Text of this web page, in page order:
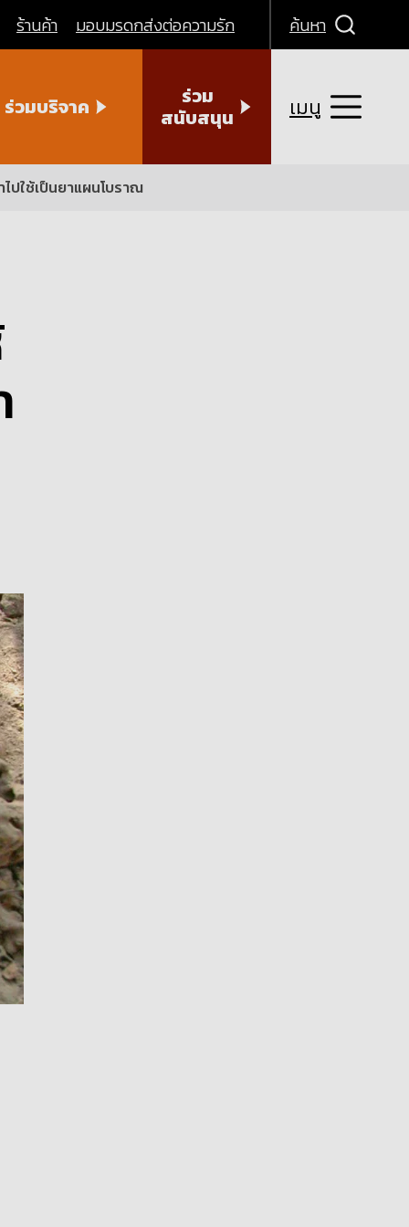
ร้านค้า มอบมรดกส่งต่อความรัก ค้นหา
ร่วมบริจาค
ร่วม
สนับสนุน
เมนู
ปใช้เป็นยาแผนโบราณ